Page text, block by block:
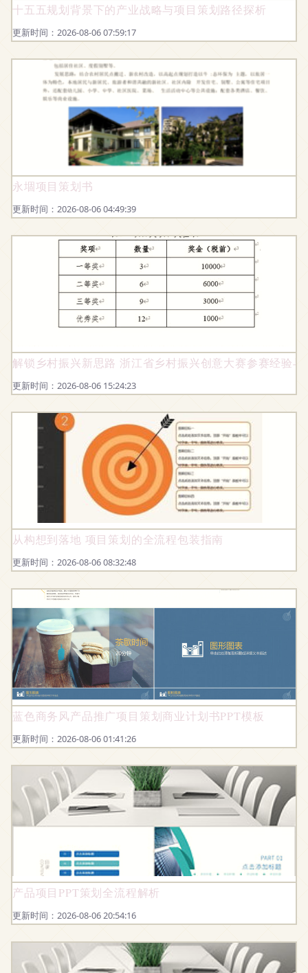
十五五规划背景下的产业战略与项目策划路径探析
更新时间：2026-08-06 07:59:17
永堌项目策划书
更新时间：2026-08-06 04:49:39
解锁乡村振兴新思路 浙江省乡村振兴创意大赛参赛经验
更新时间：2026-08-06 15:24:23
从构想到落地 项目策划的全流程包装指南
更新时间：2026-08-06 08:32:48
蓝色商务风产品推广项目策划商业计划书PPT模板
更新时间：2026-08-06 01:41:26
产品项目PPT策划全流程解析
更新时间：2026-08-06 20:54:16